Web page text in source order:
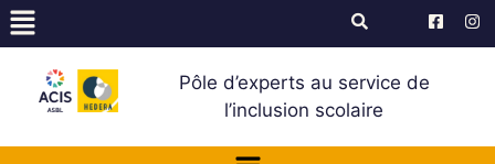
Pôle d’experts au service de
l’inclusion scolaire